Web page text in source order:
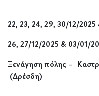
22, 23, 24, 29, 30/12/
26, 27/12/2025 & 03/01/
Ξενάγηση πόλης –
(Δρέσδη)